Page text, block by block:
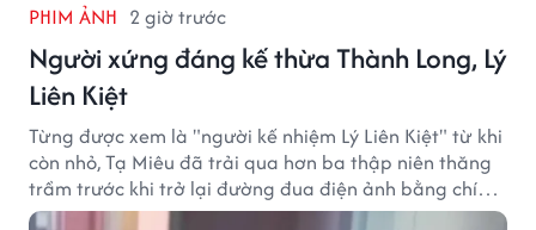
PHIM ẢNH 2 giờ trước
Người xứng đáng kế thừa Thành Long, Lý
Liên Kiệt
Từng được xem là "người kế nhiệm Lý Liên Kiệt" từ khi
còn nhỏ, Tạ Miêu đã trải qua hơn ba thập niên thăng
trầm trước khi trở lại đường đua điện ảnh bằng chính
sở trường võ thuật.